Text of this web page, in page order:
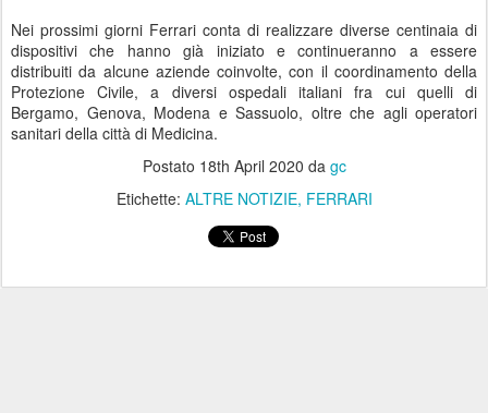
Nei prossimi giorni Ferrari conta di realizzare diverse centinaia di
dispositivi che hanno già iniziato e continueranno a essere
distribuiti da alcune aziende coinvolte, con il coordinamento della
Protezione Civile, a diversi ospedali italiani fra cui quelli di
Bergamo, Genova, Modena e Sassuolo, oltre che agli operatori
sanitari della città di Medicina.
Postato 18th April 2020 da gc
Etichette: ALTRE NOTIZIE FERRARI